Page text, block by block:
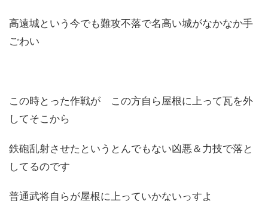
高遠城という今でも難攻不落で名高い城がなかなか手
ごわい
この時とった作戦が この方自ら屋根に上って瓦を外
してそこから
鉄砲乱射させたというとんでもない凶悪＆力技で落と
してるのです
普通武将自らが屋根に上っていかないっすよ